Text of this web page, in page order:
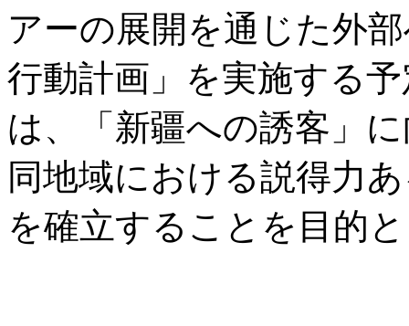
アーの展開を通じた外
行動計画」を実施する
は、「新疆への誘客」
同地域における説得力
を確立することを目的